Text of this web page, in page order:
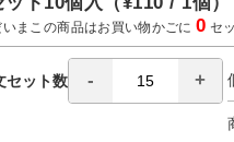
いまこの商品はお買い物かごに0 セ
セット数